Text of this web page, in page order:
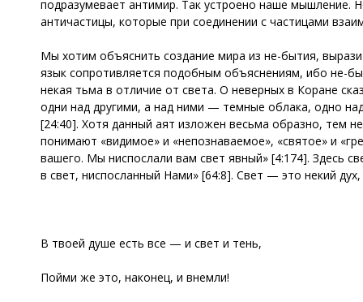
подразумевает антимир. Так устроено наше мышление.
античастицы, которые при соединении с частицами
Мы хотим объяснить создание мира из не-бытия,
язык сопротивляется подобным объяснениям, ибо не-
некая тьма в отличие от света. О неверных в Коране
одни над другими, а над ними — темные облака, одно
[24:40]. Хотя данный аят изложен весьма образно, тем
понимают «видимое» и «непознаваемое», «святое» и
вашего. Мы ниспослали вам свет явный» [4:174]. Здесь
в свет, ниспосланный Нами» [64:8]. Свет — это некий
В твоей душе есть все — и свет и тень,
Пойми же это, наконец, и внемли!